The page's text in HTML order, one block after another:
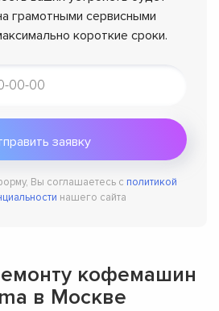
грамотными сервисными
короткие сроки.
Вы соглашаетесь с политикой
нашего сайта
кофемашин
в Москве